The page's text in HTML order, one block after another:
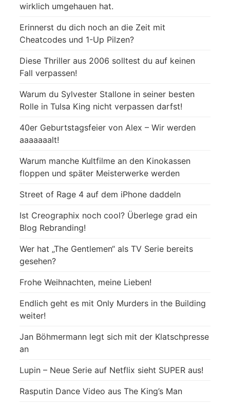
wirklich umgehauen hat.
Erinnerst du dich noch an die Zeit mit
Cheatcodes und 1-Up Pilzen?
Diese Thriller aus 2006 solltest du auf keinen
Fall verpassen!
Warum du Sylvester Stallone in seiner besten
Rolle in Tulsa King nicht verpassen darfst!
40er Geburtstagsfeier von Alex – Wir werden
aaaaaaalt!
Warum manche Kultfilme an den Kinokassen
floppen und später Meisterwerke werden
Street of Rage 4 auf dem iPhone daddeln
Ist Creographix noch cool? Überlege grad ein
Blog Rebranding!
Wer hat „The Gentlemen“ als TV Serie bereits
gesehen?
Frohe Weihnachten, meine Lieben!
Endlich geht es mit Only Murders in the Building
weiter!
Jan Böhmermann legt sich mit der Klatschpresse
an
Lupin – Neue Serie auf Netflix sieht SUPER aus!
Rasputin Dance Video aus The King’s Man